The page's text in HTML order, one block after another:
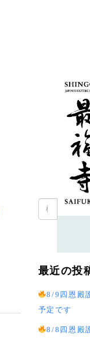
検
索:
最近の投
8/9四恩殿
予定です
8/8四恩殿